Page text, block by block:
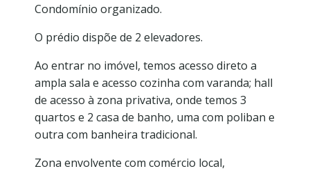
Condomínio organizado.
O prédio dispõe de 2 elevadores.
Ao entrar no imóvel, temos acesso direto a
ampla sala e acesso cozinha com varanda; hall
de acesso à zona privativa, onde temos 3
quartos e 2 casa de banho, uma com poliban e
outra com banheira tradicional.
Zona envolvente com comércio local,